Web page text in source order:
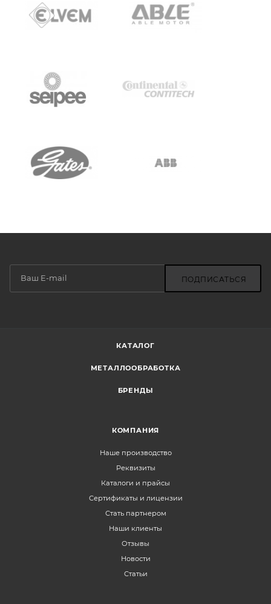
ПОДПИСАТЬСЯ
КАТАЛОГ
МЕТАЛЛООБРАБОТКА
БРЕНДЫ
КОМПАНИЯ
Наше производство
Реквизиты
Каталоги и прайсы
Сертификаты и лицензии
Стать партнером
Наши клиенты
Отзывы
Новости
Статьи